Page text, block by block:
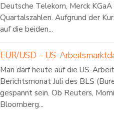
Deutsche Telekom, Merck
Quartalszahlen. Aufgrund der
auf die beiden...
EUR/USD – US-
Man darf heute auf die US-
Berichtsmonat Juli des BLS
gespannt sein. Ob Reuters,
Bloomberg...